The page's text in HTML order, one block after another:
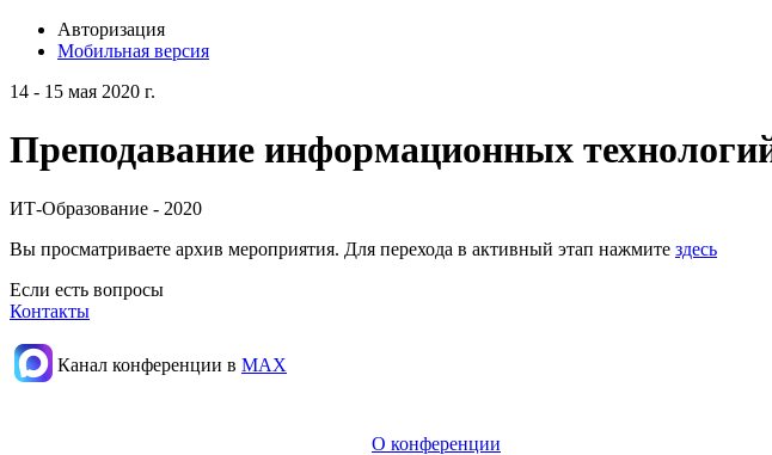
Авторизация
Мобильная версия
14 - 15 мая 2020 г.
Преподавание информационных
ИТ-Образование - 2020
Вы просматриваете архив мероприятия. Для перехода в активный этап нажмите здесь
Если есть вопросы
Контакты
Канал конференции в МАХ
О конференции